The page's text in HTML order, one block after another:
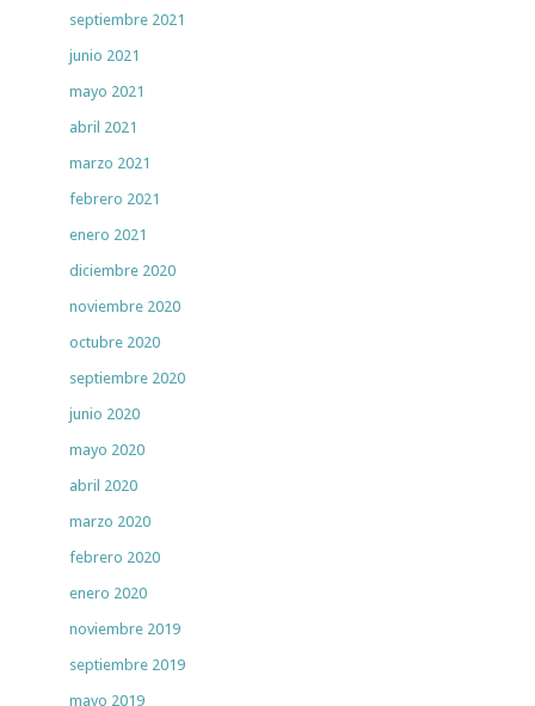
septiembre 2021
junio 2021
mayo 2021
abril 2021
marzo 2021
febrero 2021
enero 2021
diciembre 2020
noviembre 2020
octubre 2020
septiembre 2020
junio 2020
mayo 2020
abril 2020
marzo 2020
febrero 2020
enero 2020
noviembre 2019
septiembre 2019
mayo 2019